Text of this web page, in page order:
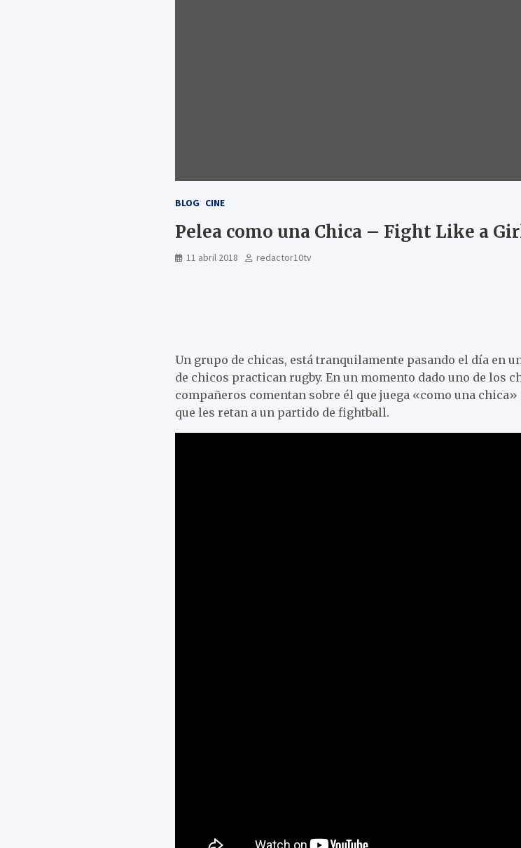
BLOG CINE
Pelea como una Chica – Fight Like a
11 abril 2018 redactor10tv
Un grupo de chicas, está tranquilamente pasando el día en
de chicos practican rugby. En un momento dado uno de los
compañeros comentan sobre él que juega «como una
que les retan a un partido de fightball.